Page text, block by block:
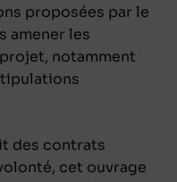
proposées par le
amener les
notamment
des contrats
cet ouvrage